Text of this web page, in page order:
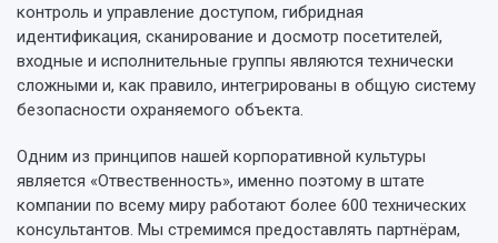
контроль и управление доступом, гибридная
идентификация, сканирование и досмотр посетителей,
входные и исполнительные группы являются технически
сложными и, как правило, интегрированы в общую систему
безопасности охраняемого объекта.
Одним из принципов нашей корпоративной культуры
является «Отвественность», именно поэтому в штате
компании по всему миру работают более 600 технических
консультантов. Мы стремимся предоставлять партнёрам,